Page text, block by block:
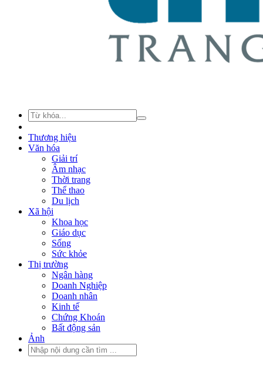
Thương hiệu
Văn hóa
Giải trí
Âm nhạc
Thời trang
Thể thao
Du lịch
Xã hội
Khoa học
Giáo dục
Sống
Sức khỏe
Thị trường
Ngân hàng
Doanh Nghiệp
Doanh nhân
Kinh tế
Chứng Khoán
Bất động sản
Ảnh